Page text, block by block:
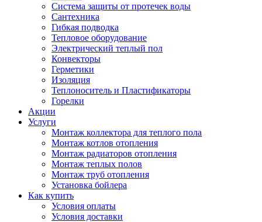
Система защиты от протечек воды
Сантехника
Гибкая подводка
Тепловое оборудование
Электрический теплый пол
Конвекторы
Герметики
Изоляция
Теплоноситель и Пластификаторы
Горелки
Акции
Услуги
Монтаж коллектора для теплого пола
Монтаж котлов отопления
Монтаж радиаторов отопления
Монтаж теплых полов
Монтаж труб отопления
Установка бойлера
Как купить
Условия оплаты
Условия доставки